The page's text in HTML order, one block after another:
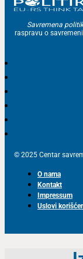
Savremena
raspravu o
© 2025 Centar
O nama
Kontakt
Impressum
Uslovi